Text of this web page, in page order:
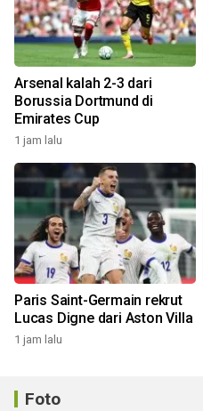
Arsenal kalah 2-3 dari
Borussia Dortmund di
Emirates Cup
1 jam lalu
Paris Saint-Germain rekrut
Lucas Digne dari Aston Villa
1 jam lalu
Foto